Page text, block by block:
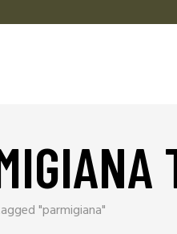
"parmigiana"